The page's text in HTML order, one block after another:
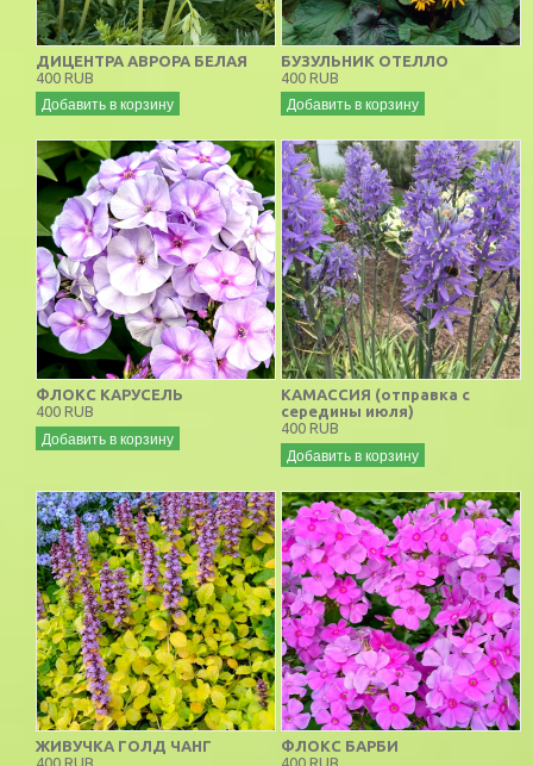
ДИЦЕНТРА АВРОРА БЕЛАЯ
400 RUB
Добавить в корзину
БУЗУЛЬНИК ОТЕЛЛО
400 RUB
Добавить в корзину
ФЛОКС КАРУСЕЛЬ
400 RUB
Добавить в корзину
КАМАССИЯ (отправка с
середины июля)
400 RUB
Добавить в корзину
ЖИВУЧКА ГОЛД ЧАНГ
400 RUB
ФЛОКС БАРБИ
400 RUB